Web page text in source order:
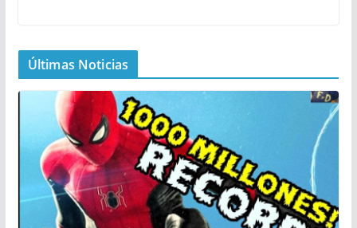
Últimas Noticias